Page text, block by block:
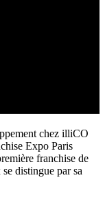
chez illiCO
Expo Paris
franchise de
distingue par sa